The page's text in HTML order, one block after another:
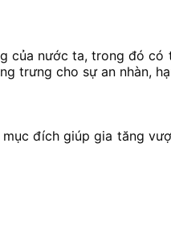
của nước ta, trong đó có
trưng cho sự an nhàn,
đích giúp gia tăng